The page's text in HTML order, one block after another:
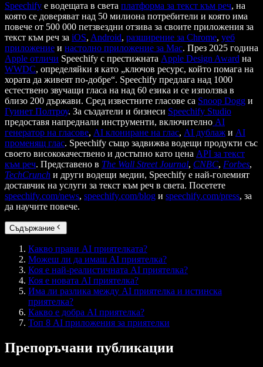
Speechify е водещата в света платформа за текст към реч, на
която се доверяват над 50 милиона потребители и която има
повече от 500 000 петзвездни отзива за своите приложения за
текст към реч за iOS, Android, разширение за Chrome, уеб
приложение и настолно приложение за Mac. През 2025 година
Apple отличи Speechify с престижната Apple Design Award на
WWDC, определяйки я като „ключов ресурс, който помага на
хората да живеят по-добре“. Speechify предлага над 1000
естествено звучащи гласа на над 60 езика и се използва в
близо 200 държави. Сред известните гласове са Snoop Dogg и
Гуинет Полтроу. За създатели и бизнеси Speechify Studio
предоставя напреднали инструменти, включително AI
генератор на гласове, AI клониране на глас, AI дублаж и AI
променящ глас. Speechify също задвижва водещи продукти със
своето висококачествено и достъпно като цена API за текст
към реч. Представено в The Wall Street Journal, CNBC, Forbes,
TechCrunch и други водещи медии, Speechify е най-големият
доставчик на услуги за текст към реч в света. Посетете
speechify.com/news, speechify.com/blog и speechify.com/press, за
да научите повече.
Съдържание
Какво прави AI приятелката?
Можеш ли да имаш AI приятелка?
Коя е най-реалистичната AI приятелка?
Коя е новата AI приятелка?
Има ли разлика между AI приятелка и истинска
приятелка?
Какво е добра AI приятелка?
Топ 8 AI приложения за приятелки
Препоръчани публикации